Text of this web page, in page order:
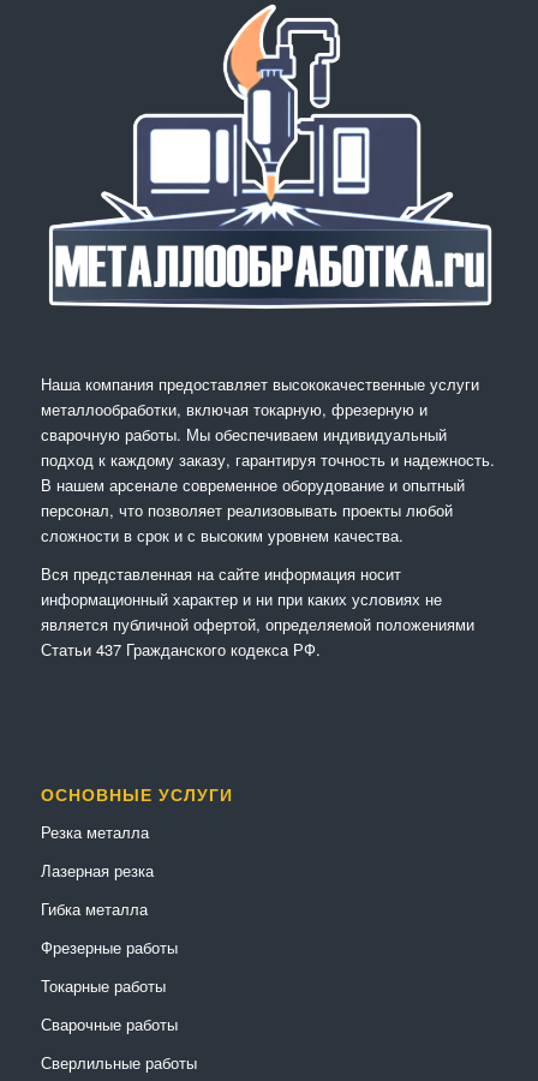
Наша компания предоставляет высококачественные услуги
металлообработки, включая токарную, фрезерную и
сварочную работы. Мы обеспечиваем индивидуальный
подход к каждому заказу, гарантируя точность и надежность.
В нашем арсенале современное оборудование и опытный
персонал, что позволяет реализовывать проекты любой
сложности в срок и с высоким уровнем качества.
Вся представленная на сайте информация носит
информационный характер и ни при каких условиях не
является публичной офертой, определяемой положениями
Статьи 437 Гражданского кодекса РФ.
ОСНОВНЫЕ УСЛУГИ
Резка металла
Лазерная резка
Гибка металла
Фрезерные работы
Токарные работы
Сварочные работы
Сверлильные работы